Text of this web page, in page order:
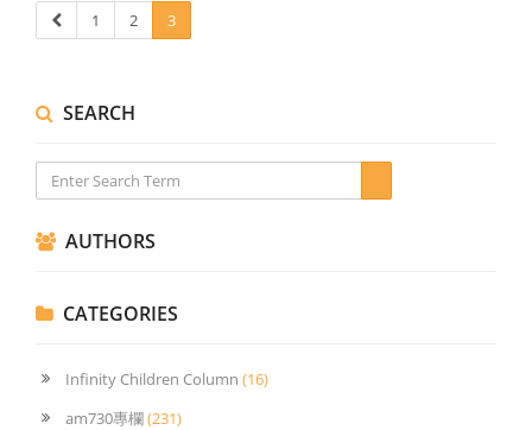
1 2 3
SEARCH
AUTHORS
CATEGORIES
Infinity Children Column (16)
am730專欄(231)